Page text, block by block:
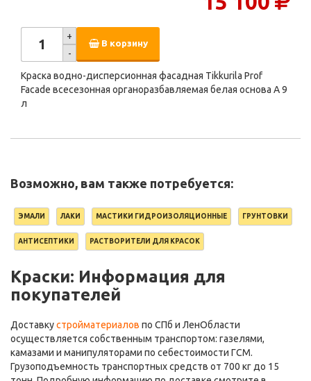
+
-
В корзину
Краска водно-дисперсионная фасадная Tikkurila Prof
Facade всесезонная органоразбавляемая белая основа А 9
л
Возможно, вам также потребуется:
ЭМАЛИ ЛАКИ МАСТИКИ ГИДРОИЗОЛЯЦИОННЫЕ ГРУНТОВКИ
АНТИСЕПТИКИ РАСТВОРИТЕЛИ ДЛЯ КРАСОК
Краски: Информация для
покупателей
Доставкустройматериалов по СПб и ЛенОбласти
осуществляется собственным транспортом: газелями,
камазами и манипуляторами по себестоимости ГСМ.
Грузоподъемность транспортных средств от 700 кг до 15